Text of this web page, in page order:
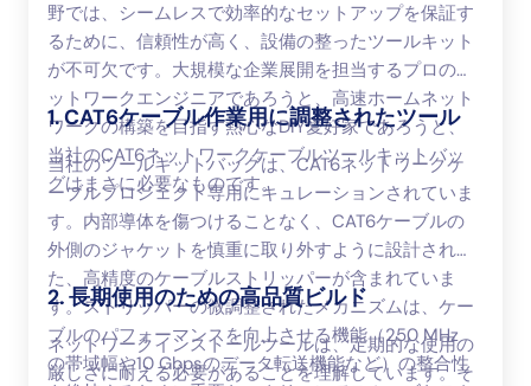
野では、シームレスで効率的なセットアップを保証す
るために、信頼性が高く、設備の整ったツールキット
が不可欠です。大規模な企業展開を担当するプロのネ
ットワークエンジニアであろうと、高速ホームネット
ワークの構築を目指す熱心なDIY愛好家であろうと、
当社のCAT6ネットワークケーブルツールキットバッ
グはまさに必要なものです。
1. CAT6ケーブル作業用に調整されたツール
当社のツールキットバッグは、CAT6ネットワークケ
ーブルプロジェクト専用にキュレーションされていま
す。内部導体を傷つけることなく、CAT6ケーブルの
外側のジャケットを慎重に取り外すように設計され
た、高精度のケーブルストリッパーが含まれていま
す。ストリッパーの微調整されたメカニズムは、ケー
ブルのパフォーマンスを向上させる機能（250 MHz
の帯域幅や10 Gbpsのデータ転送機能など）の整合性
2. 長期使用のための高品質ビルド
ネットワークインストールツールは、定期的な使用の
厳しさに耐える必要があることを理解しています。そ